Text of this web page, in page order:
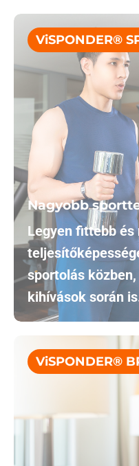
ViSPONDER®
Nagyobb
Legyen fittebb és
sportolás
kihívások során
ViSPONDER®